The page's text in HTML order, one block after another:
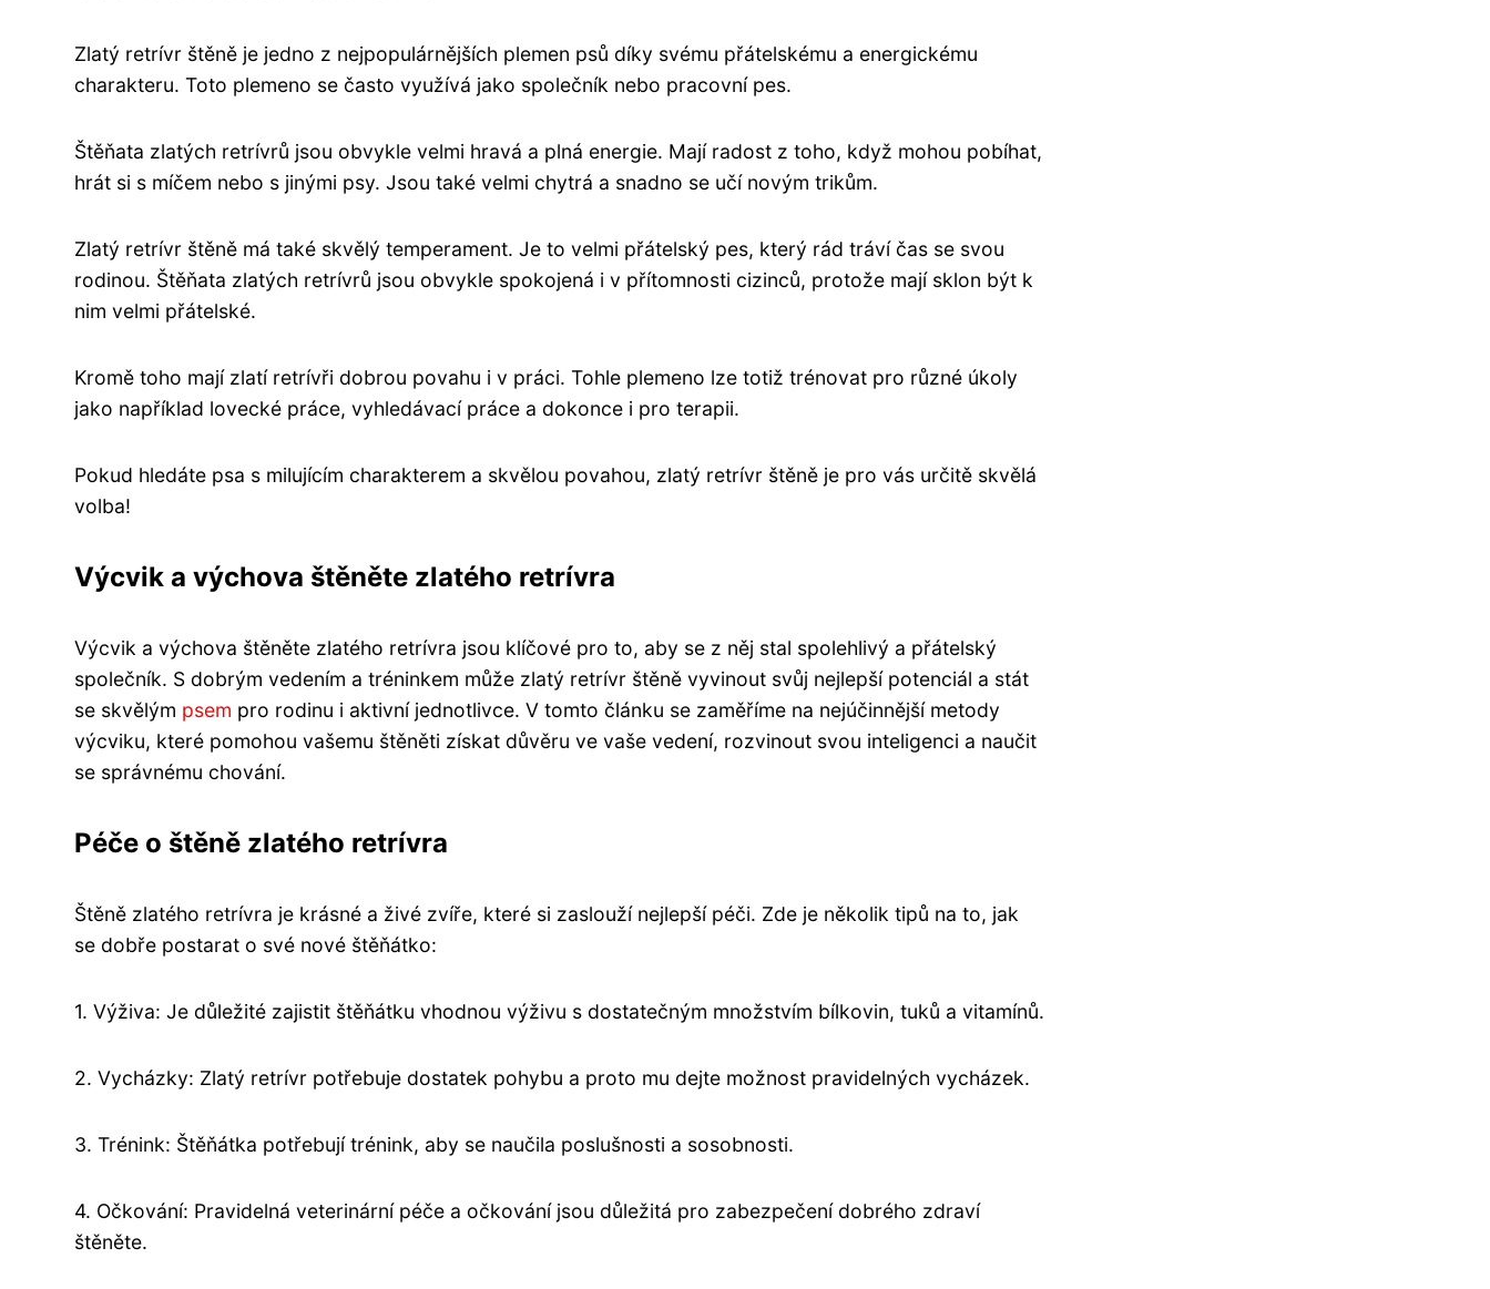
Zlatý retrívr štěně je jedno z nejpopulárnějších plemen psů díky svému přátelskému a energickému
charakteru. Toto plemeno se často využívá jako společník nebo pracovní pes.
Štěňata zlatých retrívrů jsou obvykle velmi hravá a plná energie. Mají radost z toho, když mohou pobíhat,
hrát si s míčem nebo s jinými psy. Jsou také velmi chytrá a snadno se učí novým trikům.
Zlatý retrívr štěně má také skvělý temperament. Je to velmi přátelský pes, který rád tráví čas se svou
rodinou. Štěňata zlatých retrívrů jsou obvykle spokojená i v přítomnosti cizinců, protože mají sklon být k
nim velmi přátelské.
Kromě toho mají zlatí retrívři dobrou povahu i v práci. Tohle plemeno lze totiž trénovat pro různé úkoly
jako například lovecké práce, vyhledávací práce a dokonce i pro terapii.
Pokud hledáte psa s milujícím charakterem a skvělou povahou, zlatý retrívr štěně je pro vás určitě skvělá
volba!
Výcvik a výchova štěněte zlatého retrívra
Výcvik a výchova štěněte zlatého retrívra jsou klíčové pro to, aby se z něj stal spolehlivý a přátelský
společník. S dobrým vedením a tréninkem může zlatý retrívr štěně vyvinout svůj nejlepší potenciál a stát
se skvělým psem pro rodinu i aktivní jednotlivce. V tomto článku se zaměříme na nejúčinnější metody
výcviku, které pomohou vašemu štěněti získat důvěru ve vaše vedení, rozvinout svou inteligenci a naučit
se správnému chování.
Péče o štěně zlatého retrívra
Štěně zlatého retrívra je krásné a živé zvíře, které si zaslouží nejlepší péči. Zde je několik tipů na to, jak
se dobře postarat o své nové štěňátko:
1. Výživa: Je důležité zajistit štěňátku vhodnou výživu s dostatečným množstvím bílkovin, tuků a vitamínů.
2. Vycházky: Zlatý retrívr potřebuje dostatek pohybu a proto mu dejte možnost pravidelných vycházek.
3. Trénink: Štěňátka potřebují trénink, aby se naučila poslušnosti a sosobnosti.
4. Očkování: Pravidelná veterinární péče a očkování jsou důležitá pro zabezpečení dobrého zdraví
štěněte.